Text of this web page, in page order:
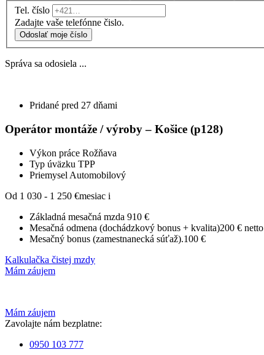
Tel. číslo
Zadajte vaše telefónne čislo.
Odoslať moje číslo
Správa sa odosiela ...
Pridané pred 27 dňami
Operátor montáže / výroby – Košice (p128)
Výkon práce Rožňava
Typ úväzku TPP
Priemysel Automobilový
Od 1 030 - 1 250 €mesiac i
Základná mesačná mzda 910 €
Mesačná odmena (dochádzkový bonus + kvalita)200 € netto
Mesačný bonus (zamestnanecká súťaž).100 €
Kalkulačka čistej mzdy
Mám záujem
Mám záujem
Zavolajte nám bezplatne:
0950 103 777